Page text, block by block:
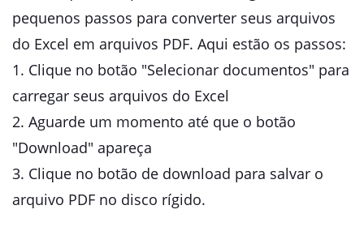
pequenos passos para converter seus arquivos
do Excel em arquivos PDF. Aqui estão os passos:
1. Clique no botão "Selecionar documentos" para
carregar seus arquivos do Excel
2. Aguarde um momento até que o botão
"Download" apareça
3. Clique no botão de download para salvar o
arquivo PDF no disco rígido.